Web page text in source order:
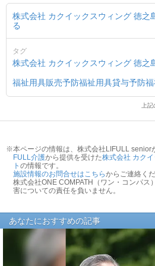
株式会社 カクイックスウィング 徳之
る
タグ
株式会社 カクイックスウィング 徳之
福祉用具販売予防福祉用具貸与予防
上
※本ページの情報は、株式会社LIFULL senior
FULL介護から提供を受けた株式会社 カク
ト の情報です。
施設情報のお問合せはこちらからご連絡くだ
株式会社ONE COMPATH（ワン・コンパス
害についての責任を負いません。
あなたにおすすめの記事